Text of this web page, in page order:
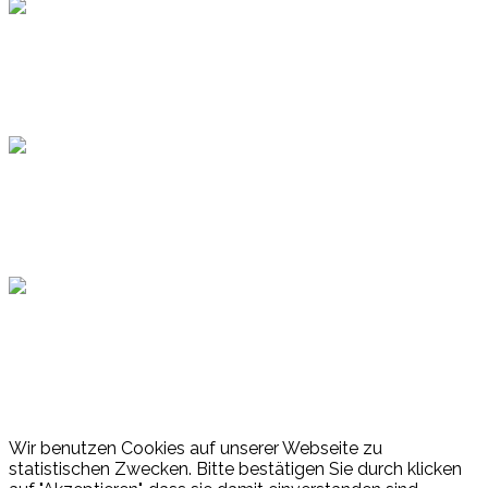
Wir benutzen Cookies auf unserer Webseite zu
statistischen Zwecken. Bitte bestätigen Sie durch klicken